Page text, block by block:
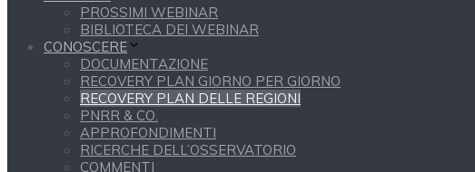
PROSSIMI WEBINAR
BIBLIOTECA DEI WEBINAR
CONOSCERE
DOCUMENTAZIONE
RECOVERY PLAN GIORNO PER GIORNO
RECOVERY PLAN DELLE REGIONI
PNRR & CO.
APPROFONDIMENTI
RICERCHE DELL’OSSERVATORIO
COMMENTI